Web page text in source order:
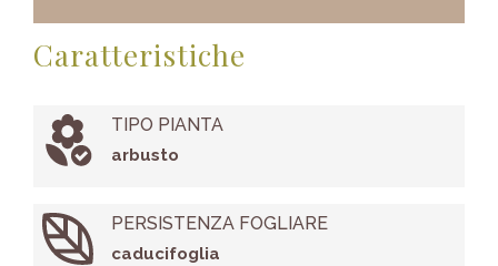
Caratteristiche
TIPO PIANTA
arbusto
PERSISTENZA FOGLIARE
caducifoglia